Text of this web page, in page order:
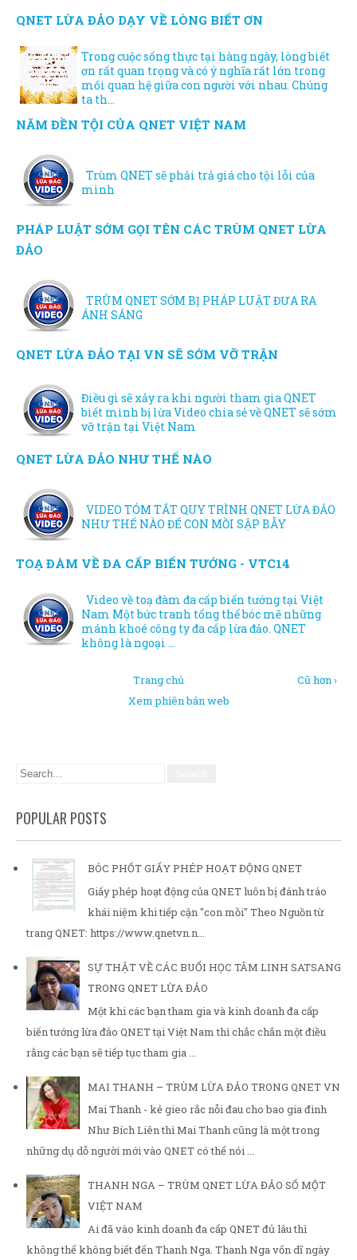
QNET LỪA ĐẢO DẠY VỀ LÒNG BIẾT ƠN
Trong cuộc sống thực tại hàng ngày, lòng biết
ơn rất quan trọng và có ý nghĩa rất lớn trong
mối quan hệ giữa con người với nhau. Chúng
ta th...
NĂM ĐỀN TỘI CỦA QNET VIỆT NAM
Trùm QNET sẽ phải trả giá cho tội lỗi của
mình
PHÁP LUẬT SỚM GỌI TÊN CÁC TRÙM QNET LỪA
ĐẢO
TRÙM QNET SỚM BỊ PHÁP LUẬT ĐƯA RA
ÁNH SÁNG
QNET LỪA ĐẢO TẠI VN SẼ SỚM VỠ TRẬN
Điều gì sẽ xảy ra khi người tham gia QNET
biết mình bị lừa Video chia sẻ về QNET sẽ sớm
vỡ trận tại Việt Nam
QNET LỪA ĐẢO NHƯ THẾ NÀO
VIDEO TÓM TẮT QUY TRÌNH QNET LỪA ĐẢO
NHƯ THẾ NÀO ĐỂ CON MỒI SẬP BẪY
TOẠ ĐÀM VỀ ĐA CẤP BIẾN TƯỚNG - VTC14
Video về toạ đàm đa cấp biến tướng tại Việt
Nam Một bức tranh tổng thể bóc mẽ những
mánh khoé công ty đa cấp lừa đảo. QNET
không là ngoại ...
Cũ hơn ›
Trang chủ
Xem phiên bản web
POPULAR POSTS
BÓC PHỐT GIẤY PHÉP HOẠT ĐỘNG QNET
Giấy phép hoạt động của QNET luôn bị đánh tráo
khái niệm khi tiếp cận "con mồi" Theo Nguồn từ
trang QNET: https://www.qnetvn.n...
SỰ THẬT VỀ CÁC BUỔI HỌC TÂM LINH SATSANG
TRONG QNET LỪA ĐẢO
Một khi các bạn tham gia và kinh doanh đa cấp
biến tướng lừa đảo QNET tại Việt Nam thì chắc chắn một điều
rằng các bạn sẽ tiếp tục tham gia ...
MAI THANH – TRÙM LỪA ĐẢO TRONG QNET VN
Mai Thanh - kẻ gieo rắc nỗi đau cho bao gia đình
Như Bích Liên thì Mai Thanh cũng là một trong
những dụ dỗ người mới vào QNET có thể nói ...
THANH NGA – TRÙM QNET LỪA ĐẢO SỐ MỘT
VIỆT NAM
Ai đã vào kinh doanh đa cấp QNET đủ lâu thì
không thể không biết đến Thanh Nga. Thanh Nga vốn dĩ ngày